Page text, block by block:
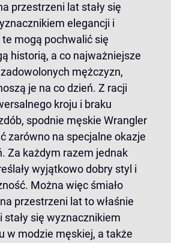
przestrzeni lat stały się
elegancji i
mogą pochwalić się
historią, a co najważniejsze
mężczyzn,
je na co dzień. Z racji
kroju i braku
spodnie męskie Wrangler
zarówno na specjalne okazje
Za każdym razem jednak
wyjątkowo dobry styl i
Można więc śmiało
przestrzeni lat to właśnie
stały się wyznacznikiem
w modzie męskiej, a także